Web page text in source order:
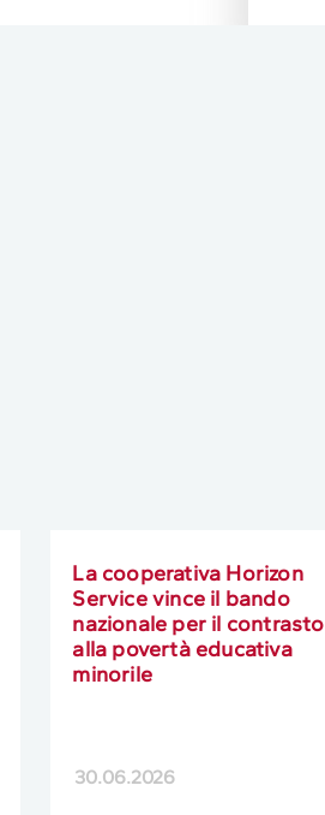
La cooperativa Horizon
Service vince il bando
nazionale per il contrasto
alla povertà educativa
minorile
30.06.2026